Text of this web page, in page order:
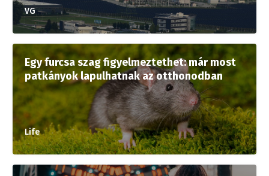
VG
Egy furcsa szag figyelmeztethet: már most
patkányok lapulhatnak az otthonodban
Life